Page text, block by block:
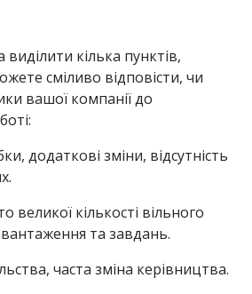
кілька пунктів,
сміливо відповісти, чи
вашої компанії до
додаткові зміни, відсутність
великої кількості вільного
та завдань.
часта зміна керівництва.